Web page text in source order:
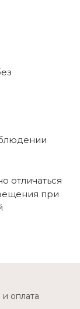
отличаться
при
оплата